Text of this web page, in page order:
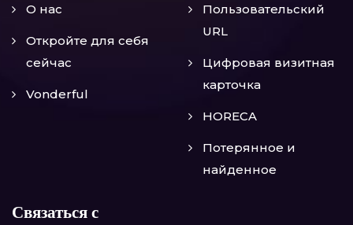
О нас
Откройте для себя
сейчас
Vonderful
Пользовательский
URL
Цифровая визитная
карточка
HORECA
Потерянное и
найденное
Связаться с